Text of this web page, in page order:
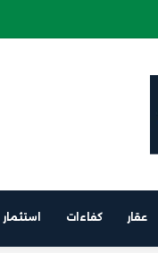
عقار كفاءات استثمار